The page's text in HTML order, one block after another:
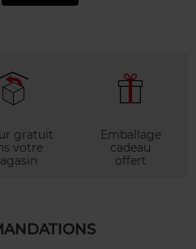
gratuit
votre
Emballage
cadeau
offert